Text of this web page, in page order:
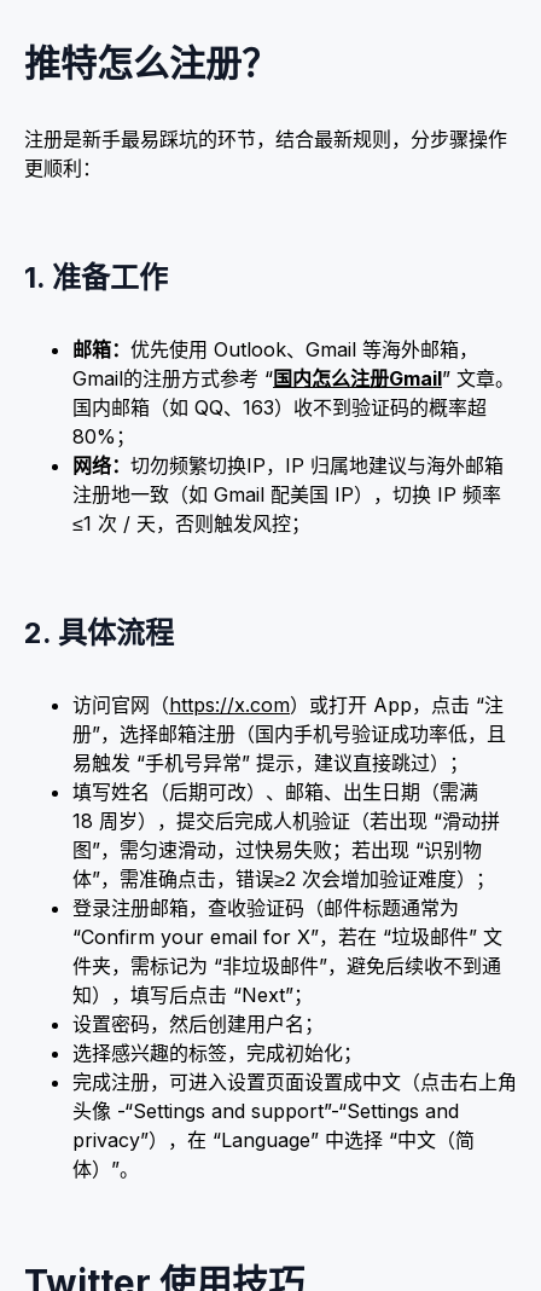
推特怎么注册？
注册是新手最易踩坑的环节，结合最新规则，分步骤操作
更顺利：​
1. 准备工作
邮箱： 优先使用 Outlook、Gmail 等海外邮箱，
Gmail的注册方式参考 “国内怎么注册Gmail” 文章。
国内邮箱（如 QQ、163）收不到验证码的概率超
80%；
网络： 切勿频繁切换IP，IP 归属地建议与海外邮箱
注册地一致（如 Gmail 配美国 IP），切换 IP 频率
≤1 次 / 天，否则触发风控；​
2. 具体流程​
访问官网（https://x.com）或打开 App，点击 “注
册”，选择邮箱注册（国内手机号验证成功率低，且
易触发 “手机号异常” 提示，建议直接跳过）；​
填写姓名（后期可改）、邮箱、出生日期（需满
18 周岁），提交后完成人机验证（若出现 “滑动拼
图”，需匀速滑动，过快易失败；若出现 “识别物
体”，需准确点击，错误≥2 次会增加验证难度）；​
登录注册邮箱，查收验证码（邮件标题通常为
“Confirm your email for X”，若在 “垃圾邮件” 文
件夹，需标记为 “非垃圾邮件”，避免后续收不到通
知），填写后点击 “Next​”；
设置密码，然后创建用户名；​
选择感兴趣的标签，完成初始化；​
完成注册，可进入设置页面设置成中文（点击右上角
头像 -“Settings and support”-“Settings and
privacy”），在 “Language” 中选择 “中文（简
体）”。​